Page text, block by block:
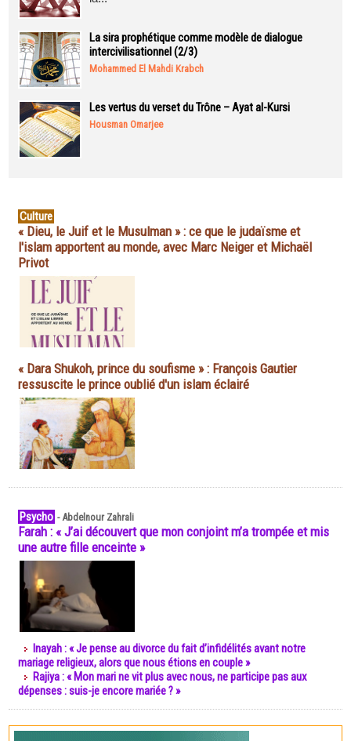
La sira prophétique comme modèle de dialogue
intercivilisationnel (2/3)
Mohammed El Mahdi Krabch
Les vertus du verset du Trône – Ayat al-Kursi
Housman Omarjee
Culture
« Dieu, le Juif et le Musulman » : ce que le judaïsme et
l'islam apportent au monde, avec Marc Neiger et Michaël
Privot
« Dara Shukoh, prince du soufisme » : François Gautier
ressuscite le prince oublié d'un islam éclairé
Psycho -Abdelnour Zahrali
Farah : « J’ai découvert que mon conjoint m’a trompée et mis
une autre fille enceinte »
Inayah : « Je pense au divorce du fait d’infidélités avant notre
mariage religieux, alors que nous étions en couple »
Rajiya : « Mon mari ne vit plus avec nous, ne participe pas aux
dépenses : suis-je encore mariée ? »